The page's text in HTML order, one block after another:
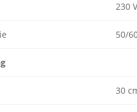
230 V
50/
30